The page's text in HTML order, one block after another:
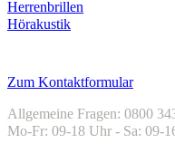
Herrenbrillen
Hörakustik
Zum Kontaktformular
Allgemeine Fragen: 0800
Mo-Fr: 09-18 Uhr - Sa: 09-